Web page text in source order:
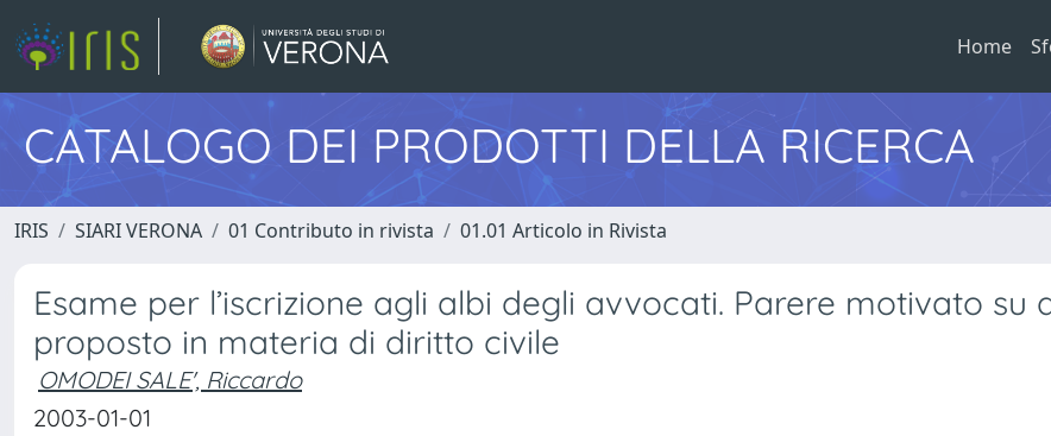
Home
CATALOGO DEI PRODOTTI DELLA RICERCA
IRIS SIARI VERONA 01 Contributo in rivista 01.01 Articolo in Rivista
Esame per l’iscrizione agli albi degli avvocati. Parere motivato su
proposto in materia di diritto civile
OMODEI SALE', Riccardo
2003-01-01